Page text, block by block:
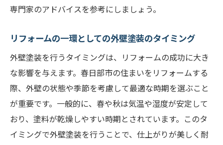
塗料の種類とその特徴
見積もりを取る際のポイント
信頼できる業者の見極め方
色選びのコツと注意点
施工後のフォローアップ体制の確認
専門家のアドバイスを参考にしましょう。
リフォームの一環としての外壁塗装のタイミング
外壁塗装を行うタイミングは、リフォームの成功に大き
な影響を与えます。春日部市の住まいをリフォームする
際、外壁の状態や季節を考慮して最適な時期を選ぶこと
が重要です。一般的に、春や秋は気温や湿度が安定して
おり、塗料が乾燥しやすい時期とされています。このタ
イミングで外壁塗装を行うことで、仕上がりが美しく耐